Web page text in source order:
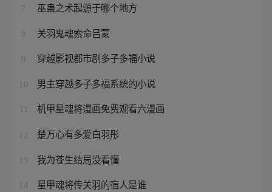
7 巫蛊之术起源于哪个地方
8 关羽鬼魂索命吕蒙
9 穿越影视都市剧多子多福小说
10 男主穿越多子多福系统的小说
机甲星魂将漫画免费观看六漫画
12 楚万心有多爱白羽彤
13 我为苍生结局没看懂
14 星甲魂将传关羽的宿人是谁